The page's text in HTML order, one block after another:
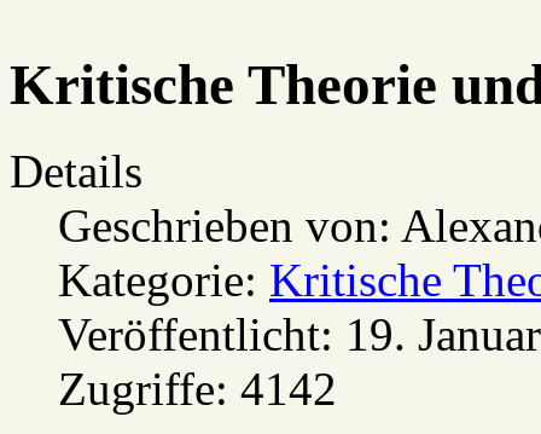
Kritische Theorie
Details
Geschrieben von:
Kategorie: Kritische
Veröffentlicht: 19.
Zugriffe: 4142